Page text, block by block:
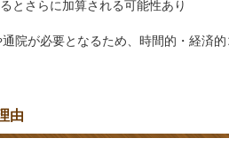
とさらに加算される可能性あり
院が必要となるため、時間的・経済
由